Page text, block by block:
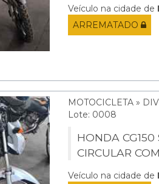
Veículo na cidade de
ARREMATADO
MOTOCICLETA »
Lote: 0008
HONDA CG150
CIRCULAR
Veículo na cidade de